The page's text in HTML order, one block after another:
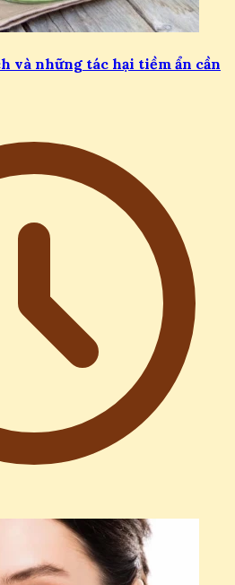
và những tác hại tiềm ẩn cần